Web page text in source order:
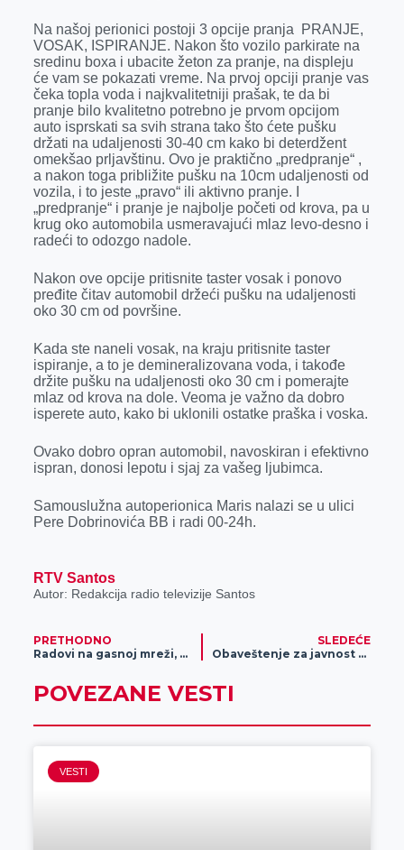
Na našoj perionici postoji 3 opcije pranja PRANJE,
VOSAK, ISPIRANJE. Nakon što vozilo parkirate na
sredinu boxa i ubacite žeton za pranje, na displeju
će vam se pokazati vreme. Na prvoj opciji pranje vas
čeka topla voda i najkvalitetniji prašak, te da bi
pranje bilo kvalitetno potrebno je prvom opcijom
auto isprskati sa svih strana tako što ćete pušku
držati na udaljenosti 30-40 cm kako bi deterdžent
omekšao prljavštinu. Ovo je praktično „predpranje“ ,
a nakon toga približite pušku na 10cm udaljenosti od
vozila, i to jeste „pravo“ ili aktivno pranje. I
„predpranje“ i pranje je najbolje početi od krova, pa u
krug oko automobila usmeravajući mlaz levo-desno i
radeći to odozgo nadole.
Nakon ove opcije pritisnite taster vosak i ponovo
pređite čitav automobil držeći pušku na udaljenosti
oko 30 cm od površine.
Kada ste naneli vosak, na kraju pritisnite taster
ispiranje, a to je demineralizovana voda, i takođe
držite pušku na udaljenosti oko 30 cm i pomerajte
mlaz od krova na dole. Veoma je važno da dobro
isperete auto, kako bi uklonili ostatke praška i voska.
Ovako dobro opran automobil, navoskiran i efektivno
ispran, donosi lepotu i sjaj za vašeg ljubimca.
Samouslužna autoperionica Maris nalazi se u ulici
Pere Dobrinovića BB i radi 00-24h.
RTV Santos
Autor: Redakcija radio televizije Santos
PRETHODNO
Radovi na gasnoj mreži, prekid snabdevanja u dva sela
SLEDEĆE
Obaveštenje za javnost o dobrovoljnom služenju vojnog roka s oružjem u decembarskom uputnom roku 2021. godine
POVEZANE VESTI
VESTI